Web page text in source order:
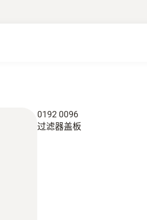
0192 0096
过滤器盖板